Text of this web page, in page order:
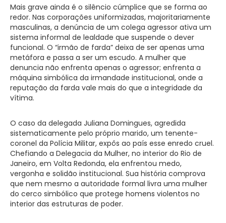
Mais grave ainda é o silêncio cúmplice que se forma ao
redor. Nas corporações uniformizadas, majoritariamente
masculinas, a denúncia de um colega agressor ativa um
sistema informal de lealdade que suspende o dever
funcional. O “irmão de farda” deixa de ser apenas uma
metáfora e passa a ser um escudo. A mulher que
denuncia não enfrenta apenas o agressor; enfrenta a
máquina simbólica da irmandade institucional, onde a
reputação da farda vale mais do que a integridade da
vítima.
O caso da delegada Juliana Domingues, agredida
sistematicamente pelo próprio marido, um tenente-
coronel da Polícia Militar, expôs ao país esse enredo cruel.
Chefiando a Delegacia da Mulher, no interior do Rio de
Janeiro, em Volta Redonda, ela enfrentou medo,
vergonha e solidão institucional. Sua história comprova
que nem mesmo a autoridade formal livra uma mulher
do cerco simbólico que protege homens violentos no
interior das estruturas de poder.